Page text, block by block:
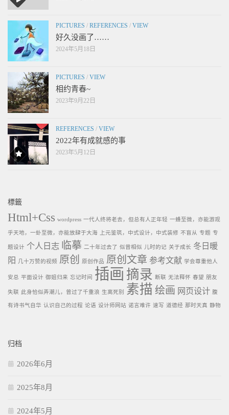
PICTURES / REFERENCES / VIEW
好久没画了……
2024年5月18日
PICTURES / VIEW
相约青春~
2023年9月22日
REFERENCES / VIEW
2022年有成就感的事
2023年5月12日
標籤
Html+Css wordpress 一代人终将老去，但总有人正年轻 一蜂至微，亦能游观
乎天地，一虲至微，亦能放肆于大海 上元鉴筑，中式设计，中式装修 不盲从 专题 专
题设计 个人日志 临摹 二十年过去了 似曾相似 儿时的记 关于成长 冬日暖
阳
几十万赞的视频 原创 原创作品 原创文章 参考文献 学会尊重他人
安总 平面设计 御姐归来 忘记时间 插画 摘录 断联 无法释怀 春望 朋友
失联 此身恰似弄潮儿，曾过了千重浪 生离死别 素描 绘画 网页设计 腹
有诗书气自华 认识自己的过程 论语 设计师网站 诺言难许 速写 道德经 那时天真 静物
归档
2026年6月
2025年8月
2024年5月